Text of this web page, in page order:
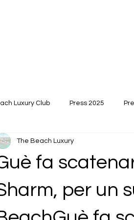
Luxury Club Press 2025
fa
per un
The Beach Luxury